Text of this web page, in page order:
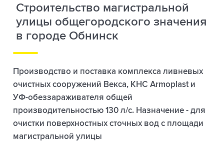
Строительство магистральной
улицы общегородского значения
в городе Обнинск
Производство и поставка комплекса ливневых
очистных сооружений Векса, КНС Armoplast и
УФ-обеззараживателя общей
производительностью 130 л/с. Назначение - для
очистки поверхностных сточных вод с площади
магистральной улицы